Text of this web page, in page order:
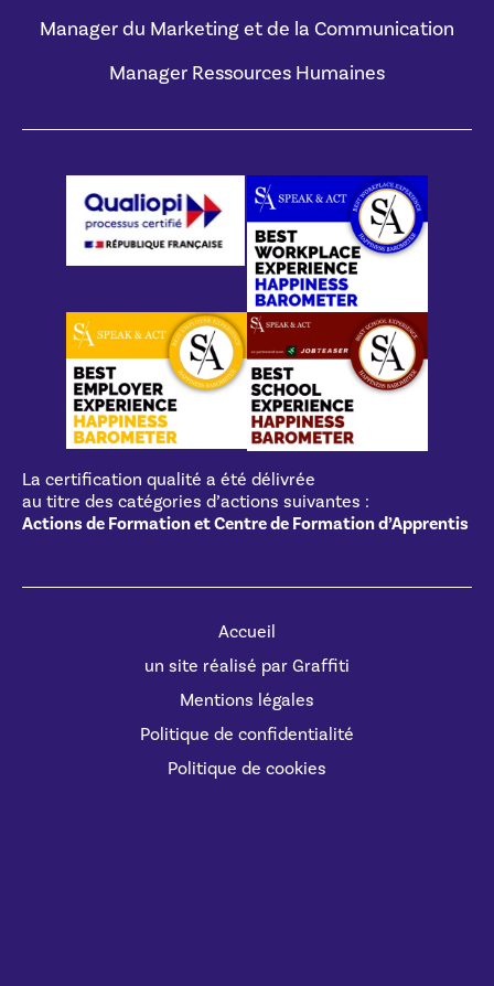
Manager du Marketing et de la Communication
Manager Ressources Humaines
La certification qualité a été délivrée
au titre des catégories d’actions suivantes :
Actions de Formation et Centre de Formation d’Apprentis
Accueil
un site réalisé par Graffiti
Mentions légales
Politique de confidentialité
Politique de cookies